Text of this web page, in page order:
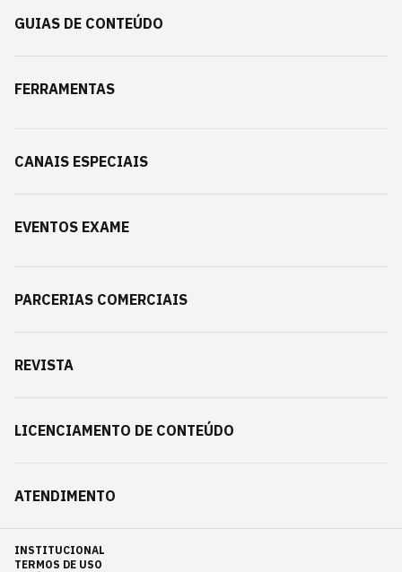
GUIAS DE CONTEÚDO
FERRAMENTAS
CANAIS ESPECIAIS
EVENTOS EXAME
PARCERIAS COMERCIAIS
REVISTA
LICENCIAMENTO DE CONTEÚDO
ATENDIMENTO
INSTITUCIONAL
TERMOS DE USO